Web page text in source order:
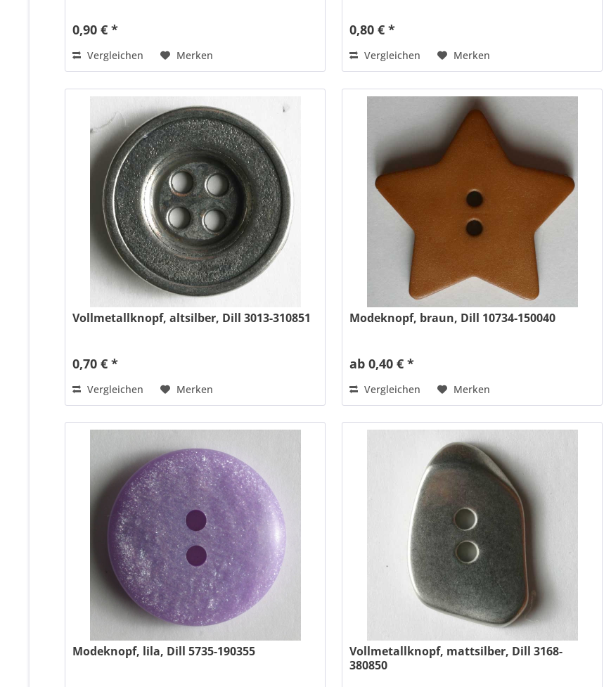
0,90 € *
Vergleichen Merken
0,80 € *
Vergleichen Merken
Vollmetallknopf, altsilber, Dill 3013-310851
0,70 € *
Vergleichen Merken
Modeknopf, braun, Dill 10734-150040
ab 0,40 € *
Vergleichen Merken
Modeknopf, lila, Dill 5735-190355
Vollmetallknopf, mattsilber, Dill 3168-
380850